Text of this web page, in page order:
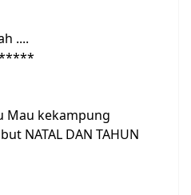
....
Mau kekampung
NATAL DAN TAHUN